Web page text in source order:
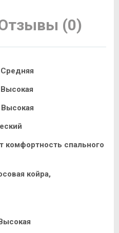
(0)
Средняя
Высокая
комфортность спального
койра,